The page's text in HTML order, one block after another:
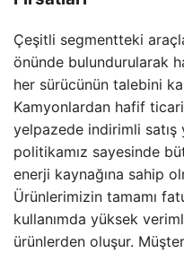
Çeşitli segmentteki
önünde bulundurularak
her sürücünün talebini
Kamyonlardan hafif
yelpazede indirimli satış
politikamız sayesinde
enerji kaynağına sahip
Ürünlerimizin tamamı
kullanımda yüksek
ürünlerden oluşur.